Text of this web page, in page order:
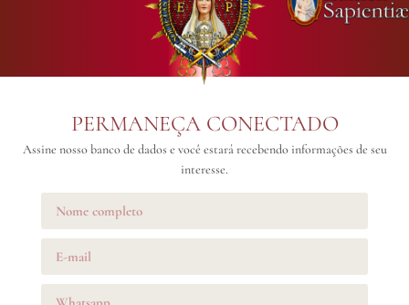
PERMANEÇA CONECTADO
Assine nosso banco de dados e você estará recebendo informações de seu
interesse.